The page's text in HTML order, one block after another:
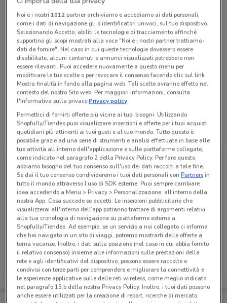
Chiama il negozio
Chiuso
Lunedì 09:00 / 13:00 - 16:00 / 18:00
Martedì 09:00 / 13:00 - 16:00 / 18:00
Mercoledì 09:00 / 13:00 - 16:00 / 18:00
Giovedì 09:00 / 13:00
Venerdì 09:00 / 13:00 - 16:00 / 18:00
Sabato 09:00 / 12:00
Domenica Chiuso
800 046 385
Amplifon Via Ozanam
Tutte le promozioni di questo negozio
Amplifon
Scade il 31/12 662 m
Porta DoveConviene sempre con te!
Noi e i nostri 1012partner archiviamo e accediamo ai dati personali,
come i dati di navigazione gli o identificatori univoci, sul tuo dispositivo.
Selezionando Accetto, abiliti le tecnologie di tracciamento affinché
supportino gli scopi mostrati alla voce "Noi e i nostri partner trattiamo i
dati da fornire". Nel caso in cui queste tecnologie dovessero essere
disabilitate, alcuni contenuti e annunci visualizzati potrebbero non
essere rilevanti. Puoi accedere nuovamente a questo menu per
modificare le tue scelte o per revocare il consenso facendo clic sul link
Mostra finalità in fondo alla pagina web. Tali scelte avranno effetto nel
contesto del nostro Sito web. Per maggiori informazioni, consulta
l'Informativa sulla privacy.Privacy policy
Permettici di fornirti offerte più vicine ai tuoi bisogni: Utilizzando
Shopfully/Tiendeo puoi visualizzare inserzioni e offerte per i tuoi acquisti
quotidiani più attinenti ai tuoi gusti e al tuo mondo. Tutto questo è
possibile grazie ad una serie di strumenti e analisi effettuate in base alle
tue attività all'interno dell'applicazione e sulle piattaforme collegate,
come indicato nel paragrafo 2 della Privacy Policy. Per fare questo,
abbiamo bisogno del tuo consenso sull'uso dei dati raccolti a tale fine.
Se dai il tuo consenso condivideremo i tuoi dati personali conPartnersin
tutto il mondo attraverso l’uso di SDK esterne. Puoi sempre cambiare
idea accedendo a Menu > Privacy > Personalizzazione, all’interno della
nostra App. Cosa succede se accetti: Le inserzioni pubblicitarie che
visualizzerai all'interno dell’app potranno trattare di argomenti relativi
alla tua cronologia di navigazione su piattaforme esterne a
Shopfully/Tiendeo. Ad esempio, se un servizio a noi collegato ci informa
che hai navigato in un sito di viaggi, potremo mostrarti delle offerte a
tema vacanze. Inoltre, i dati sulla posizione (nel caso in cui abbia fornito
il relativo consenso) insieme alle informazioni sulle prestazioni della
rete e agli identificativi del dispositivo, possono essere raccolte e
condivisi con terze parti per comprendere e migliorare la connettività e
le esperienze applicative sulle delle reti wireless, come meglio indicato
nel paragrafo 13.b della nostra Privacy Policy. Inoltre, i tuoi dati possono
anche essere utilizzati per la creazione di report, ricerche di mercato,